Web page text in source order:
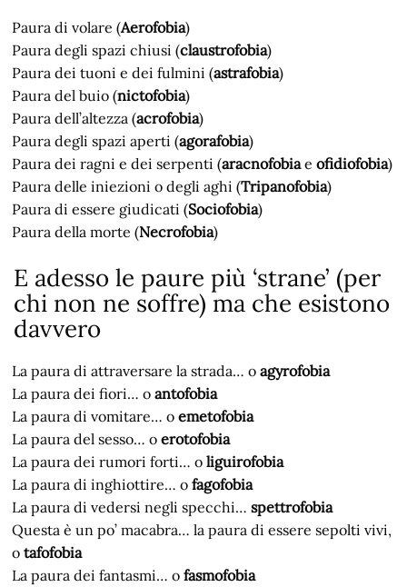
Paura di volare (Aerofobia)
Paura degli spazi chiusi (claustrofobia)
Paura dei tuoni e dei fulmini (astrafobia)
Paura del buio (nictofobia)
Paura dell’altezza (acrofobia)
Paura degli spazi aperti (agorafobia)
Paura dei ragni e dei serpenti (aracnofobiaeofidiofobia)
Paura delle iniezioni o degli aghi (Tripanofobia)
Paura di essere giudicati (Sociofobia)
Paura della morte (Necrofobia)
E adesso le paure più ‘strane’ (per
chi non ne soffre) ma che esistono
davvero
La paura di attraversare la strada… oagyrofobia
La paura dei fiori… oantofobia
La paura di vomitare… oemetofobia
La paura del sesso… oerotofobia
La paura dei rumori forti… oliguirofobia
La paura di inghiottire… ofagofobia
La paura di vedersi negli specchi…spettrofobia
Questa è un po’ macabra… la paura di essere sepolti vivi,
otafofobia
La paura dei fantasmi… ofasmofobia